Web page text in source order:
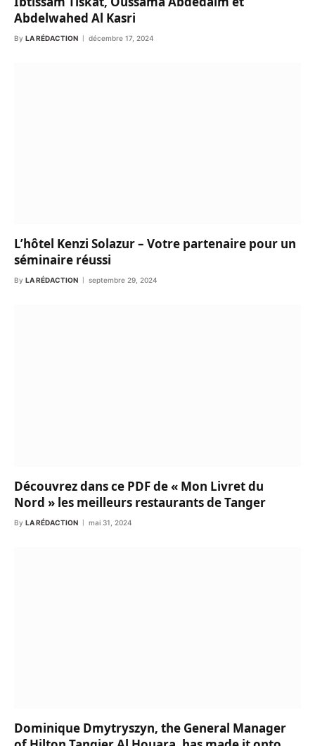
Abdelwahed Al Kasri
By LA RÉDACTION décembre 17, 2024
L’hôtel Kenzi Solazur – Votre partenaire pour un
séminaire réussi
By LA RÉDACTION septembre 29, 2024
Découvrez dans ce PDF de « Mon Livret du
Nord » les meilleurs restaurants de Tanger
By LA RÉDACTION mai 31, 2024
Dominique Dmytryszyn, the General Manager